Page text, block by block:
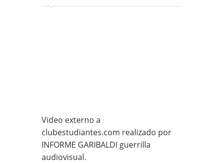
Video externo a
clubestudiantes.com realizado por
INFORME GARIBALDI guerrilla
audiovisual.